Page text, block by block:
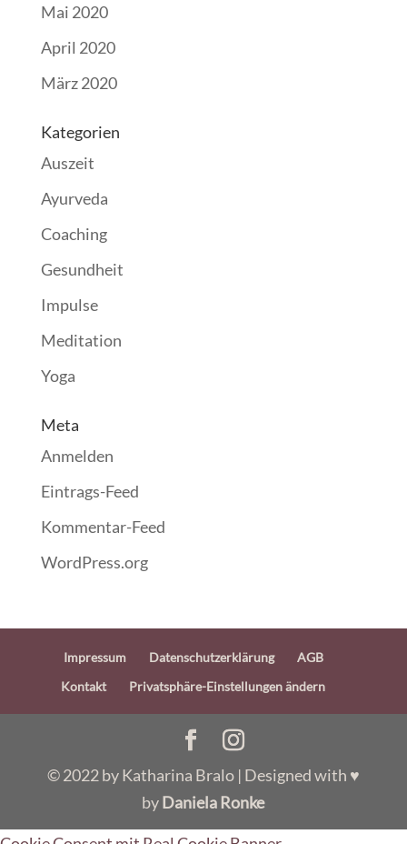
Mai 2020
April 2020
März 2020
Kategorien
Auszeit
Ayurveda
Coaching
Gesundheit
Impulse
Meditation
Yoga
Meta
Anmelden
Eintrags-Feed
Kommentar-Feed
WordPress.org
Impressum Datenschutzerklärung
AGB
Kontakt
Privatsphäre-Einstellungen ändern
© 2022 by Katharina Bralo | Designed with ♥
byDaniela Ronke